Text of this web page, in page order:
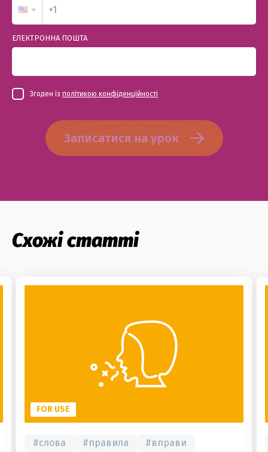
ЕЛЕКТРОННА ПОШТА
Згоден із політикою конфіденційності
Записатися на урок
Схожі статті
FOR USE
#слова #правила #вправи